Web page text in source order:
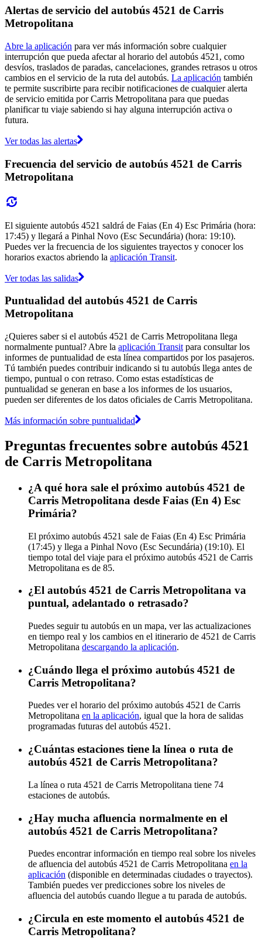
Alertas de servicio del autobús 4521 de Carris
Metropolitana
Abre la aplicación para ver más información sobre cualquier
interrupción que pueda afectar al horario del autobús 4521, como
desvíos, traslados de paradas, cancelaciones, grandes retrasos u otros
cambios en el servicio de la ruta del autobús. La aplicación también
te permite suscribirte para recibir notificaciones de cualquier alerta
de servicio emitida por Carris Metropolitana para que puedas
planificar tu viaje sabiendo si hay alguna interrupción activa o
futura.
Ver todas las alertas
Frecuencia del servicio de autobús 4521 de Carris
Metropolitana
El siguiente autobús 4521 saldrá de Faias (En 4) Esc Primária (hora:
17:45) y llegará a Pinhal Novo (Esc Secundária) (hora: 19:10).
Puedes ver la frecuencia de los siguientes trayectos y conocer los
horarios exactos abriendo la aplicación Transit.
Ver todas las salidas
Puntualidad del autobús 4521 de Carris
Metropolitana
¿Quieres saber si el autobús 4521 de Carris Metropolitana llega
normalmente puntual? Abre la aplicación Transit para consultar los
informes de puntualidad de esta línea compartidos por los pasajeros.
Tú también puedes contribuir indicando si tu autobús llega antes de
tiempo, puntual o con retraso. Como estas estadísticas de
puntualidad se generan en base a los informes de los usuarios,
pueden ser diferentes de los datos oficiales de Carris Metropolitana.
Más información sobre puntualidad
Preguntas frecuentes sobre autobús 4521
de Carris Metropolitana
¿A qué hora sale el próximo autobús 4521 de
Carris Metropolitana desde Faias (En 4) Esc
Primária?
El próximo autobús 4521 sale de Faias (En 4) Esc Primária
(17:45) y llega a Pinhal Novo (Esc Secundária) (19:10). El
tiempo total del viaje para el próximo autobús 4521 de Carris
Metropolitana es de 85.
¿El autobús 4521 de Carris Metropolitana va
puntual, adelantado o retrasado?
Puedes seguir tu autobús en un mapa, ver las actualizaciones
en tiempo real y los cambios en el itinerario de 4521 de Carris
Metropolitana descargando la aplicación.
¿Cuándo llega el próximo autobús 4521 de
Carris Metropolitana?
Puedes ver el horario del próximo autobús 4521 de Carris
Metropolitana en la aplicación, igual que la hora de salidas
programadas futuras del autobús 4521.
¿Cuántas estaciones tiene la línea o ruta de
autobús 4521 de Carris Metropolitana?
La línea o ruta 4521 de Carris Metropolitana tiene 74
estaciones de autobús.
¿Hay mucha afluencia normalmente en el
autobús 4521 de Carris Metropolitana?
Puedes encontrar información en tiempo real sobre los niveles
de afluencia del autobús 4521 de Carris Metropolitana en la
aplicación (disponible en determinadas ciudades o trayectos).
También puedes ver predicciones sobre los niveles de
afluencia del autobús cuando llegue a tu parada de autobús.
¿Circula en este momento el autobús 4521 de
Carris Metropolitana?